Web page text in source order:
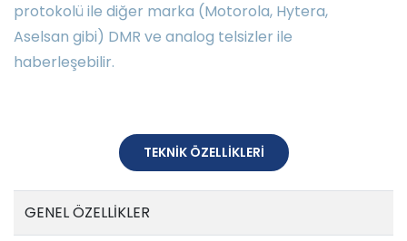
protokolü ile diğer marka (Motorola, Hytera,
Aselsan gibi) DMR ve analog telsizler ile
haberleşebilir.
TEKNİK ÖZELLİKLERİ
GENEL ÖZELLİKLER